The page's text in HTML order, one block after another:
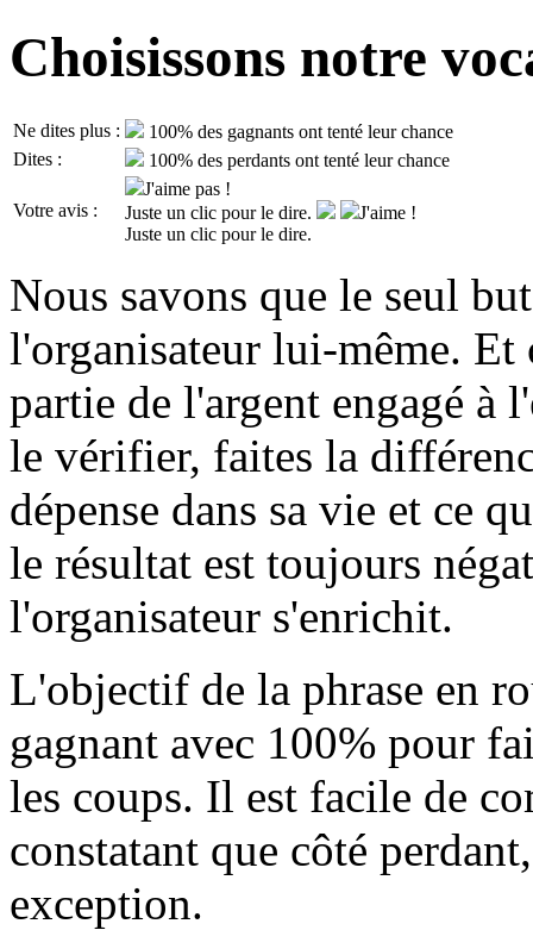
Choisissons notre
Ne dites plus :
100% des gagnants ont tenté leur chance
Dites :
100% des perdants ont tenté leur chance
Votre avis :
J'aime pas !
Juste un clic pour le dire.
J'aime !
Juste un clic pour le dire.
Nous savons que le seul
l'organisateur lui-même. Et
partie de l'argent engagé à
le vérifier, faites la
dépense dans sa vie et ce
le résultat est toujours
l'organisateur s'enrichit.
L'objectif de la phrase en
gagnant avec 100% pour
les coups. Il est facile de
constatant que côté
exception.